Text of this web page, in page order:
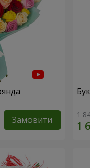
Замовити 1